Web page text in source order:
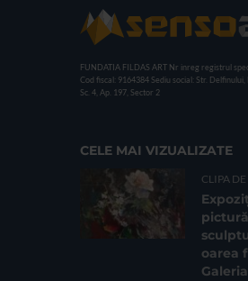
FUNDATIA FILDAS ART Nr inreg registrul
Cod fiscal: 9164384 Sediu social: Str.
Sc. 4, Ap. 197, Sector 2
CELE MAI VIZUALIZATE
CLIPA
oarea